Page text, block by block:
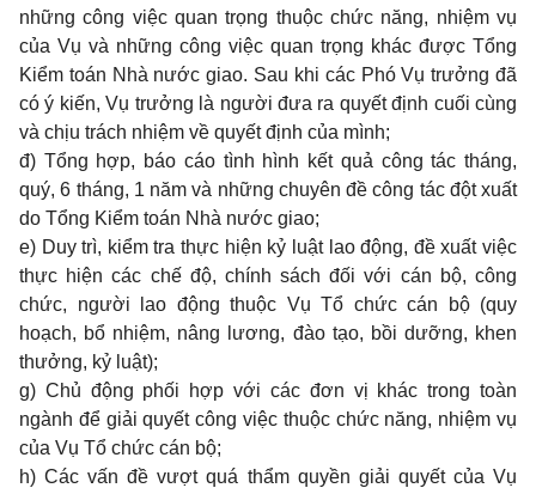
những công việc quan trọng thuộc chức năng, nhiệm vụ
của Vụ và những công việc quan trọng khác được Tổng
Kiểm toán Nhà nước giao. Sau khi các Phó Vụ trưởng đã
có ý kiến, Vụ trưởng là người đưa ra quyết định cuối cùng
và chịu trách nhiệm về quyết định của mình;
đ) Tổng hợp, báo cáo tình hình kết quả công tác tháng,
quý, 6 tháng, 1 năm và những chuyên đề công tác đột xuất
do Tổng Kiểm toán Nhà nước giao;
e) Duy trì, kiểm tra thực hiện kỷ luật lao động, đề xuất việc
thực hiện các chế độ, chính sách đối với cán bộ, công
chức, người lao động thuộc Vụ Tổ chức cán bộ (quy
hoạch, bổ nhiệm, nâng lương, đào tạo, bồi dưỡng, khen
thưởng, kỷ luật);
g) Chủ động phối hợp với các đơn vị khác trong toàn
ngành để giải quyết công việc thuộc chức năng, nhiệm vụ
của Vụ Tổ chức cán bộ;
h) Các vấn đề vượt quá thẩm quyền giải quyết của Vụ